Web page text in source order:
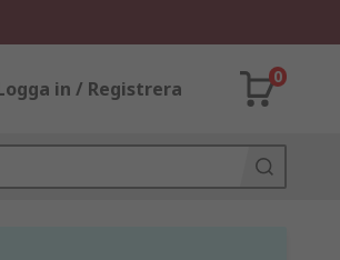
in / Registrera
0